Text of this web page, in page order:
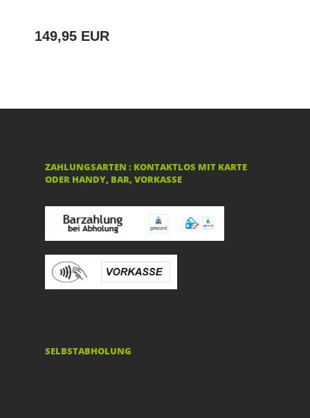
149,95 EUR
ZAHLUNGSARTEN : KONTAKTLOS MIT KARTE
ODER HANDY, BAR, VORKASSE
SELBSTABHOLUNG